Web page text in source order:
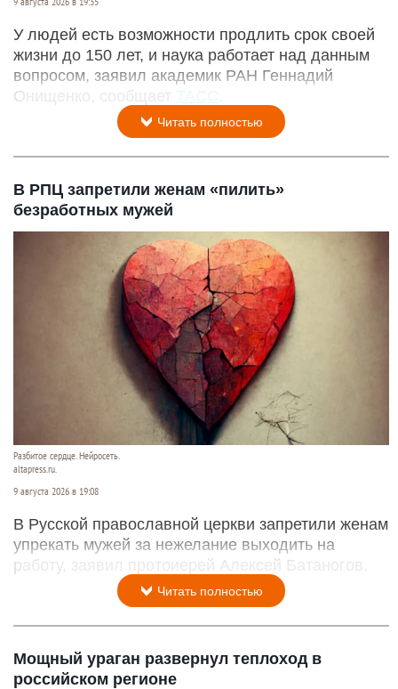
У людей есть возможности продлить срок своей
жизни до 150 лет, и наука работает над данным
вопросом, заявил академик РАН Геннадий
Онищенко, сообщает ТАСС
Читать полностью
В РПЦ запретили женам «пилить»
безработных мужей
Разбитое сердце. Нейросеть.
altapress.ru.
9 августа 2026 в 19:08
В Русской православной церкви запретили женам
упрекать мужей за нежелание выходить на
работу, заявил протоиерей Алексей Батаногов.
Читать полностью
Мощный ураган развернул теплоход в
российском регионе